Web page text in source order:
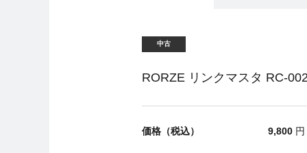
中古
RORZE リンクマスタ RC-
価格（税込） 9,800 円